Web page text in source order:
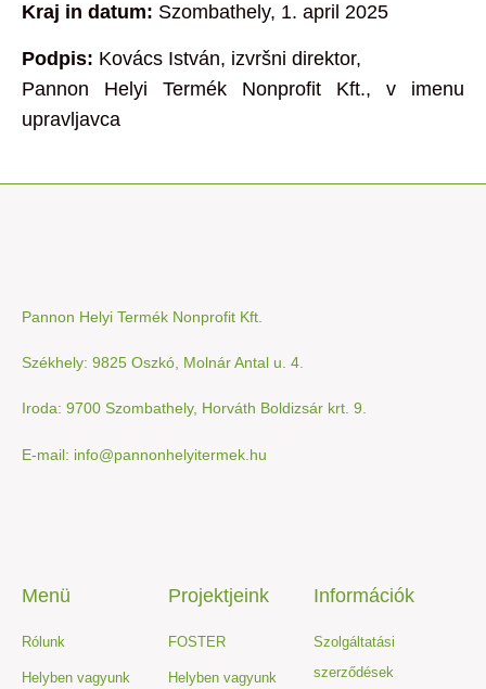
Kraj in datum: Szombathely, 1. april 2025
Podpis: Kovács István, izvršni direktor,
Pannon Helyi Termék Nonprofit Kft., v imenu
upravljavca
Pannon Helyi Termék Nonprofit Kft.
Székhely: 9825 Oszkó, Molnár Antal u. 4.
Iroda: 9700 Szombathely, Horváth Boldizsár krt. 9.
E-mail: info@pannonhelyitermek.hu
Menü
Rólunk
Helyben vagyunk
Projektjeink
FOSTER
Helyben vagyunk
Információk
Szolgáltatási
szerződések